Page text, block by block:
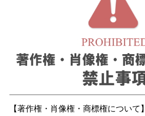
【著作権・肖像権・商標権について】